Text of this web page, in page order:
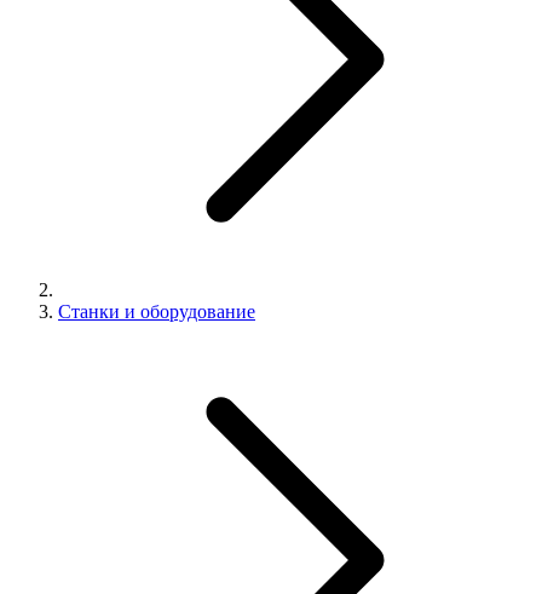
Станки и оборудование